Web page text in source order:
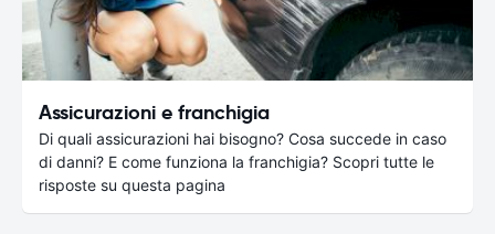
Assicurazioni e franchigia
Di quali assicurazioni hai bisogno? Cosa succede in caso
di danni? E come funziona la franchigia? Scopri tutte le
risposte su questa pagina